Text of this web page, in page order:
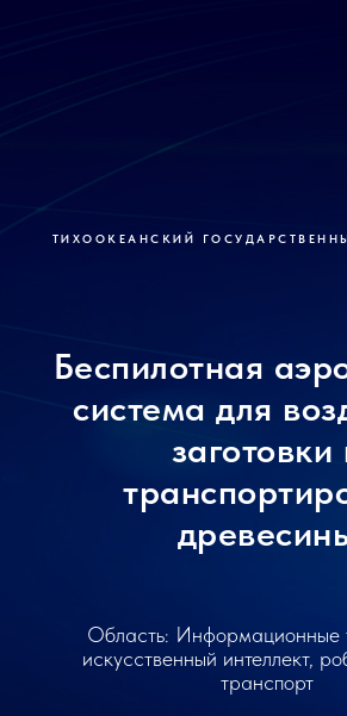
ТИХООКЕАНСКИЙ
Беспилотная
система для
заготовки
Область: Информационные
искусственный интеллект,
транспорт